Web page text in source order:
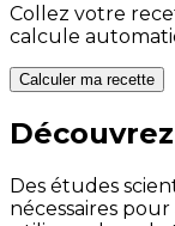
Collez votre
calcule
Calculer ma recette
Des études
nécessaires